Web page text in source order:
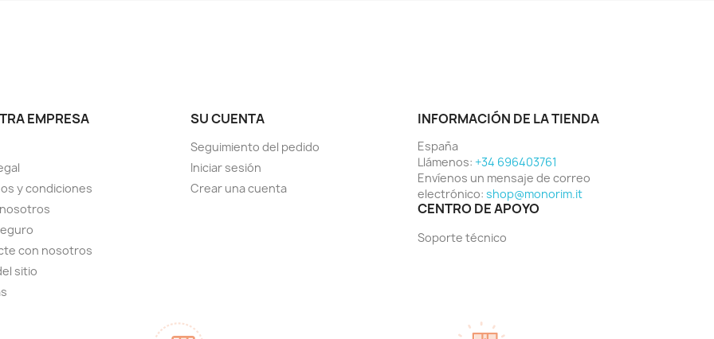
EMPRESA
y condiciones
con nosotros
sitio
SU CUENTA
Seguimiento del pedido
Iniciar sesión
Crear una cuenta
INFORMACIÓN DE LA TIENDA
España
Llámenos: +34 696403761
Envíenos un mensaje de correo
electrónico: shop@monorim.it
CENTRO DE APOYO
Soporte técnico